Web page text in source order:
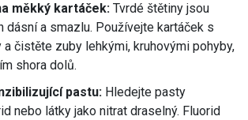
měkký kartáček: Tvrdé štětiny jsou
dásní a smazlu. Používejte kartáček s
a čistěte zuby lehkými, kruhovými pohyby,
shora dolů.
pastu: Hledejte pasty
nebo látky jako nitrat draselný. Fluorid